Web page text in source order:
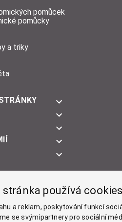
stránka používá cookies
a reklam, poskytování funkcí
se svýmipartnery pro sociální
pomůcek
pomůcky
a triky